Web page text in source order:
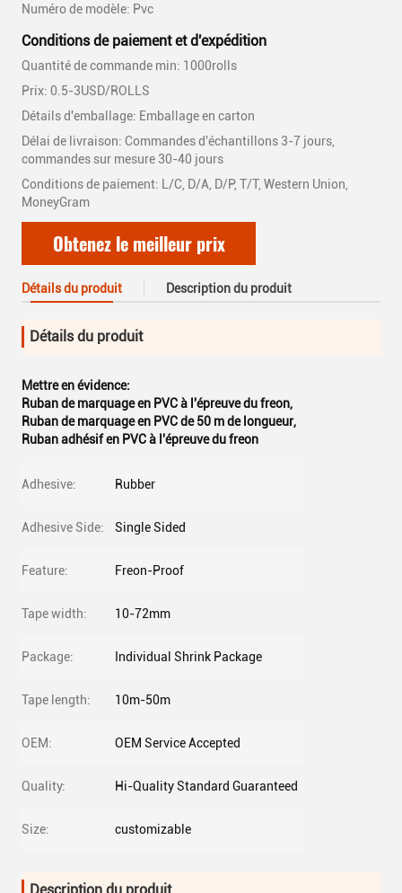
Numéro de modèle: Pvc
Conditions de paiement et d'expédition
Quantité de commande min: 1000rolls
Prix: 0.5-3USD/ROLLS
Détails d'emballage: Emballage en carton
Délai de livraison: Commandes d'échantillons 3-7 jours,
commandes sur mesure 30-40 jours
Conditions de paiement: L/C, D/A, D/P, T/T, Western Union,
MoneyGram
Obtenez le meilleur prix
Détails du produit Description du produit
Détails du produit
Mettre en évidence:
Ruban de marquage en PVC à l'épreuve du freon,
Ruban de marquage en PVC de 50 m de longueur,
Ruban adhésif en PVC à l'épreuve du freon
Adhesive: Rubber
Adhesive Side: Single Sided
Feature: Freon-Proof
Tape width: 10-72mm
Package: Individual Shrink Package
Tape length: 10m-50m
OEM: OEM Service Accepted
Quality: Hi-Quality Standard Guaranteed
Size: customizable